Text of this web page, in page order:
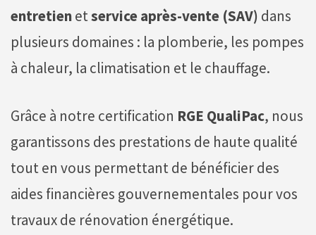
entretienetservice après-vente (SAV) dans
plusieurs domaines : la plomberie, les pompes
à chaleur, la climatisation et le chauffage.
Grâce à notre certification RGE QualiPac, nous
garantissons des prestations de haute qualité
tout en vous permettant de bénéficier des
aides financières gouvernementales pour vos
travaux de rénovation énergétique.